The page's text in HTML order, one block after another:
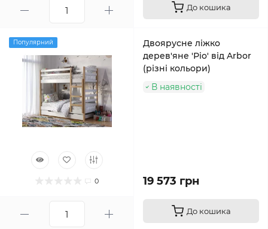
До кошика
Популярний
0
Двоярусне ліжко
дерев'яне 'Ріо' від Arbor
(різні кольори)
В наявності
19 573 грн
До кошика